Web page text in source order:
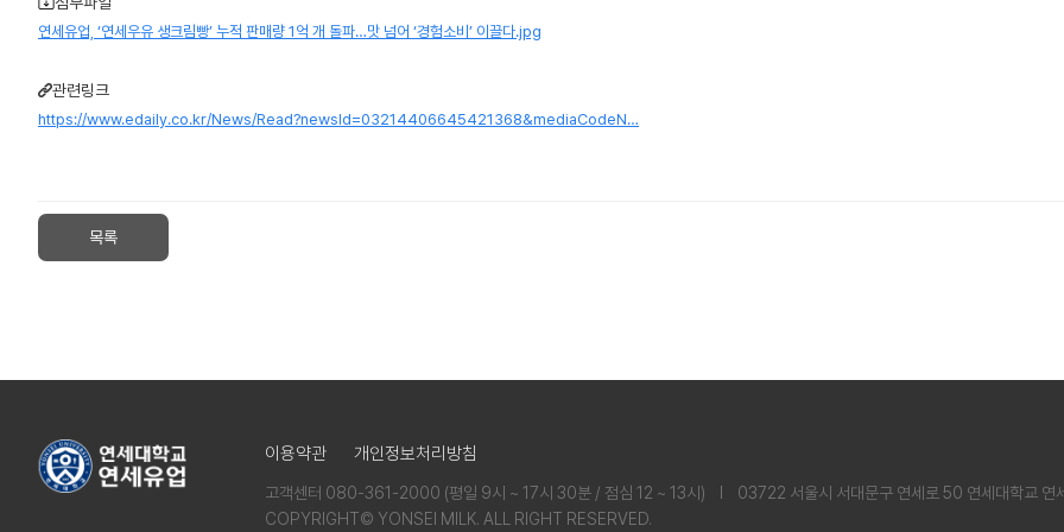
연세유업, ‘연세우유 생크림빵’ 누적 판매량 1억 개 돌파…맛 넘어 ‘경험소비’ 이끌다.jpg
관련링크
https://www.edaily.co.kr/News/Read?newsId=03214406645421368&mediaCodeN…
목록
이용약관 개인정보처리방침
고객센터 080-361-2000 (평일 9시 ~ 17시 30분 / 점심 12 ~ 13시) l 03722 서울시 서대문구 연세로 50 연세대학교 연
COPYRIGHT© YONSEI MILK. ALL RIGHT RESERVED.